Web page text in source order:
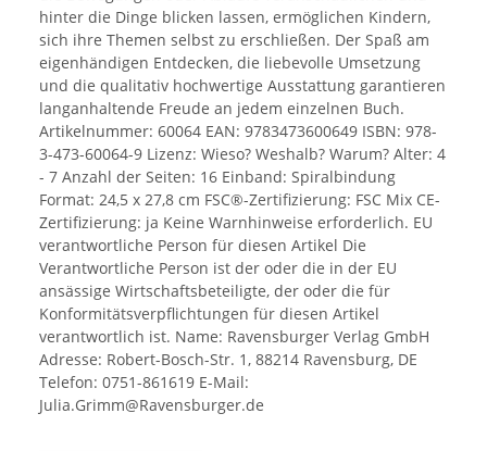
hinter die Dinge blicken lassen, ermöglichen Kindern,
sich ihre Themen selbst zu erschließen. Der Spaß am
eigenhändigen Entdecken, die liebevolle Umsetzung
und die qualitativ hochwertige Ausstattung garantieren
langanhaltende Freude an jedem einzelnen Buch.
Artikelnummer: 60064 EAN: 9783473600649 ISBN: 978-
3-473-60064-9 Lizenz: Wieso? Weshalb? Warum? Alter: 4
- 7 Anzahl der Seiten: 16 Einband: Spiralbindung
Format: 24,5 x 27,8 cm FSC®-Zertifizierung: FSC Mix CE-
Zertifizierung: ja Keine Warnhinweise erforderlich. EU
verantwortliche Person für diesen Artikel Die
Verantwortliche Person ist der oder die in der EU
ansässige Wirtschaftsbeteiligte, der oder die für
Konformitätsverpflichtungen für diesen Artikel
verantwortlich ist. Name: Ravensburger Verlag GmbH
Adresse: Robert-Bosch-Str. 1, 88214 Ravensburg, DE
Telefon: 0751-861619 E-Mail:
Julia.Grimm@Ravensburger.de